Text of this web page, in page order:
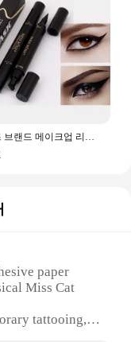
미스 로즈 브랜드 메이크업 리퀴드 아이 라이너 펜슬 퀵 드라이 워터 프루프 블랙 아이 라이너 씰 스탬프 뷰티 아이 펜슬 #250047
paper
Miss Cat
tattooing,